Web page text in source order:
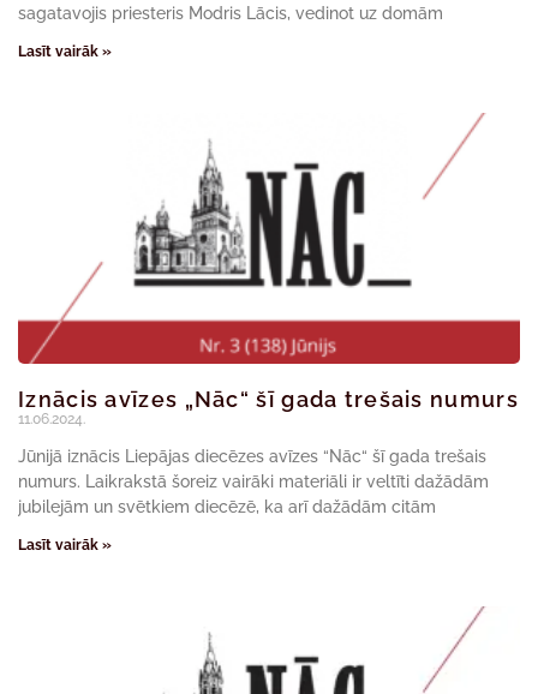
sagatavojis priesteris Modris Lācis, vedinot uz domām
Lasīt vairāk »
Iznācis avīzes „Nāc“ šī gada trešais numurs
11.06.2024.
Jūnijā iznācis Liepājas diecēzes avīzes “Nāc“ šī gada trešais
numurs. Laikrakstā šoreiz vairāki materiāli ir veltīti dažādām
jubilejām un svētkiem diecēzē, ka arī dažādām citām
Lasīt vairāk »